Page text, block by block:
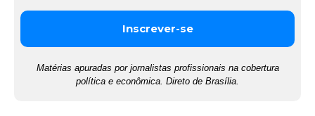
Matérias apuradas por jornalistas profissionais na cobertura
política e econômica. Direto de Brasília.